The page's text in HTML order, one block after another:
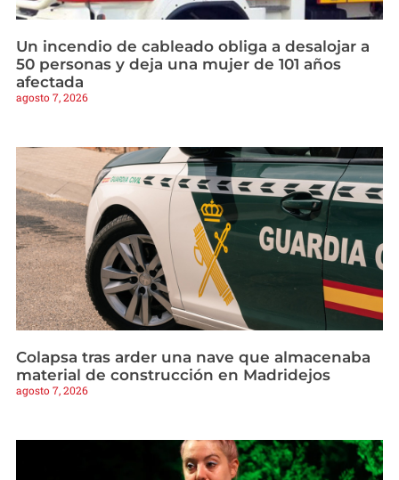
Un incendio de cableado obliga a desalojar a
50 personas y deja una mujer de 101 años
afectada
agosto 7, 2026
Colapsa tras arder una nave que almacenaba
material de construcción en Madridejos
agosto 7, 2026